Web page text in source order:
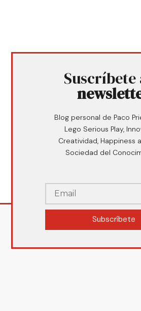
Suscríbete
Blog personal de Paco
Lego Serious Play,
Creatividad, Happiness
Sociedad del
Subscríbete